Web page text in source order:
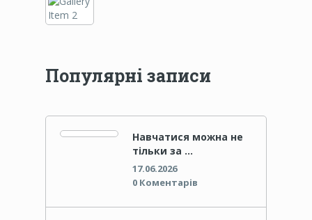
Популярні записи
Навчатися можна не
тільки за …
17.06.2026
0 Коментарів